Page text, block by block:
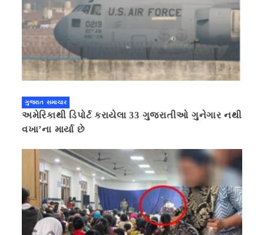
ગુજરાત સમાચાર
અમેરિકાથી ડિપોર્ટ કરાયેલા 33 ગુજરાતીઓ ગુનેગાર નથી
વખા’ના માર્યા છે